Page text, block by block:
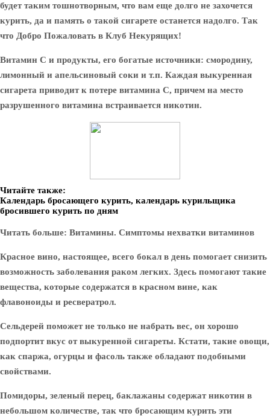
будет таким тошнотворным, что вам еще долго не захочется
курить, да и память о такой сигарете останется надолго. Так
что Добро Пожаловать в Клуб Некурящих!
Витамин С и продукты, его богатые источники: смородину,
лимонный и апельсиновый соки и т.п. Каждая выкуренная
сигарета приводит к потере витамина С, причем на место
разрушенного витамина встраивается никотин.
Читайте также:
Календарь бросающего курить, календарь курильщика
бросившего курить по дням
Читать больше: Витамины. Симптомы нехватки витаминов
Красное вино, настоящее, всего бокал в день помогает снизить
возможность заболевания раком легких. Здесь помогают такие
вещества, которые содержатся в красном вине, как
флавоноиды и ресвератрол.
Сельдерей поможет не только не набрать вес, он хорошо
подпортит вкус от выкуренной сигареты. Кстати, такие овощи,
как спаржа, огурцы и фасоль также обладают подобными
свойствами.
Помидоры, зеленый перец, баклажаны содержат никотин в
небольшом количестве, так что бросающим курить эти